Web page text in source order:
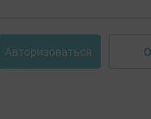
Авторизоваться